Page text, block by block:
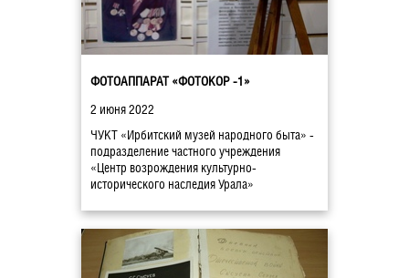
ФОТОАППАРАТ «ФОТОКОР -1»
2 июня 2022
ЧУКТ «Ирбитский музей народного быта» -
подразделение частного учреждения
«Центр возрождения культурно-
исторического наследия Урала»